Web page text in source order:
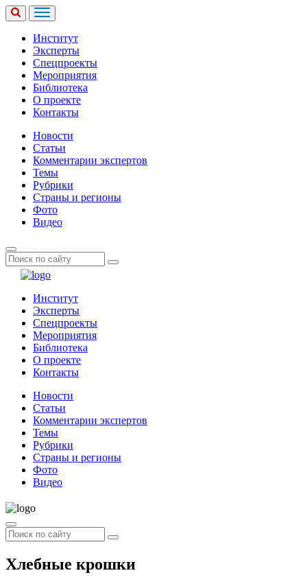
Институт
Эксперты
Спецпроекты
Мероприятия
Библиотека
О проекте
Контакты
Новости
Статьи
Комментарии экспертов
Темы
Рубрики
Страны и регионы
Фото
Видео
Институт
Эксперты
Спецпроекты
Мероприятия
Библиотека
О проекте
Контакты
Новости
Статьи
Комментарии экспертов
Темы
Рубрики
Страны и регионы
Фото
Видео
Хлебные крошки